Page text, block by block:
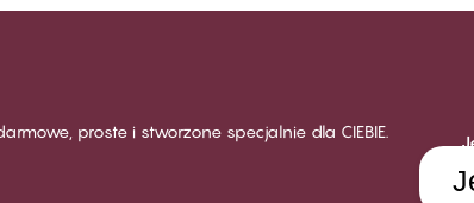
proste i stworzone specjalnie dla CIEBIE.